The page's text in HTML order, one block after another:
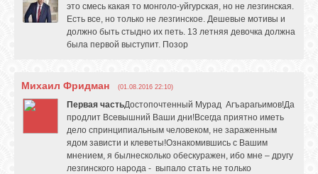
это смесь какая то монголо-уйгурская, но не лезгинская.
Есть все, но только не лезгинское. Дешевые мотивы и
должно быть стыдно их петь. 13 летняя девочка должна
была первой выступит. Позор
Михаил Фридман (01.08.2016 22:10)
Первая частьДостопочтенный Мурад Агъарагьимов!Да
продлит Всевышний Ваши дни!Всегда приятно иметь
дело спринципиальным человеком, не зараженным
ядом зависти и клеветы!Ознакомившись с Вашим
мнением, я былнесколько обескуражен, ибо мне – другу
лезгинского народа - выпало стать не только